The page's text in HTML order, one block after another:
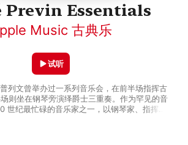
Previn Essentials
Music 古典乐
列文曾举办过一系列音乐会，在前半场指挥古
则坐在钢琴旁演绎爵士三重奏。作为罕见的音
世纪最忙碌的音乐家之一，以钢琴家、指挥家
试听